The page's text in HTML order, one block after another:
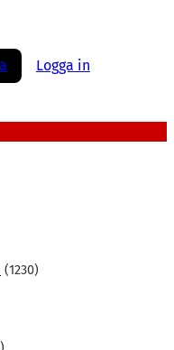
Logga in
(1230)